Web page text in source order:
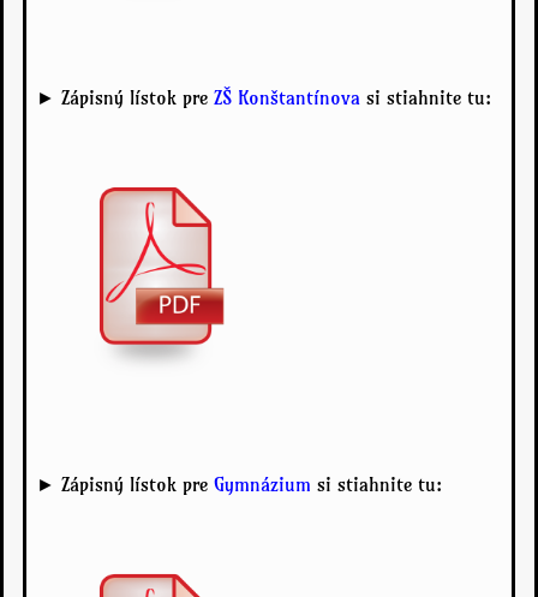
► Zápisný lístok pre ZŠ Konštantínova si stiahnite tu:
► Zápisný lístok pre Gymnázium si stiahnite tu: